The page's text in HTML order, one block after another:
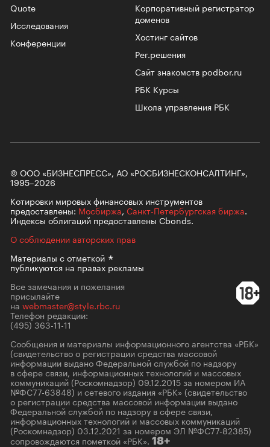
Корпоративный регистратор
доменов
Хостинг сайтов
Рег.решения
Сайт знакомств podbor.ru
РБК Курсы
Школа управления РБК
Quote
Исследования
Конференции
© ООО «БИЗНЕСПРЕСС», АО «РОСБИЗНЕСКОНСАЛТИНГ»,
1995–2026
Котировки мировых финансовых инструментов
предоставлены: Мосбиржа, Санкт-Петербургская биржа.
Индексы облигаций предоставлены Cbonds.
О соблюдении авторских прав
Материалы сотметкой
публикуются на правах рекламы
Все замечания и пожелания
присылайте
на webmaster@style.rbc.ru
Телефон редакции:
(495) 363-11-11
Сообщения и материалы информационного агентства «РБК»
(свидетельство о регистрации средства массовой
информации выдано Федеральной службой по надзору
в сфере связи, информационных технологий и массовых
коммуникаций (Роскомнадзор) 09.12.2015 за номером ИА
№ФС77-63848) и сетевого издания «РБК» (свидетельство
о регистрации средства массовой информации выдано
Федеральной службой по надзору в сфере связи,
информационных технологий и массовых коммуникаций
(Роскомнадзор) 03.12.2021 за номером ЭЛ №ФС77-82385)
сопровождаются пометкой «РБК». 18+